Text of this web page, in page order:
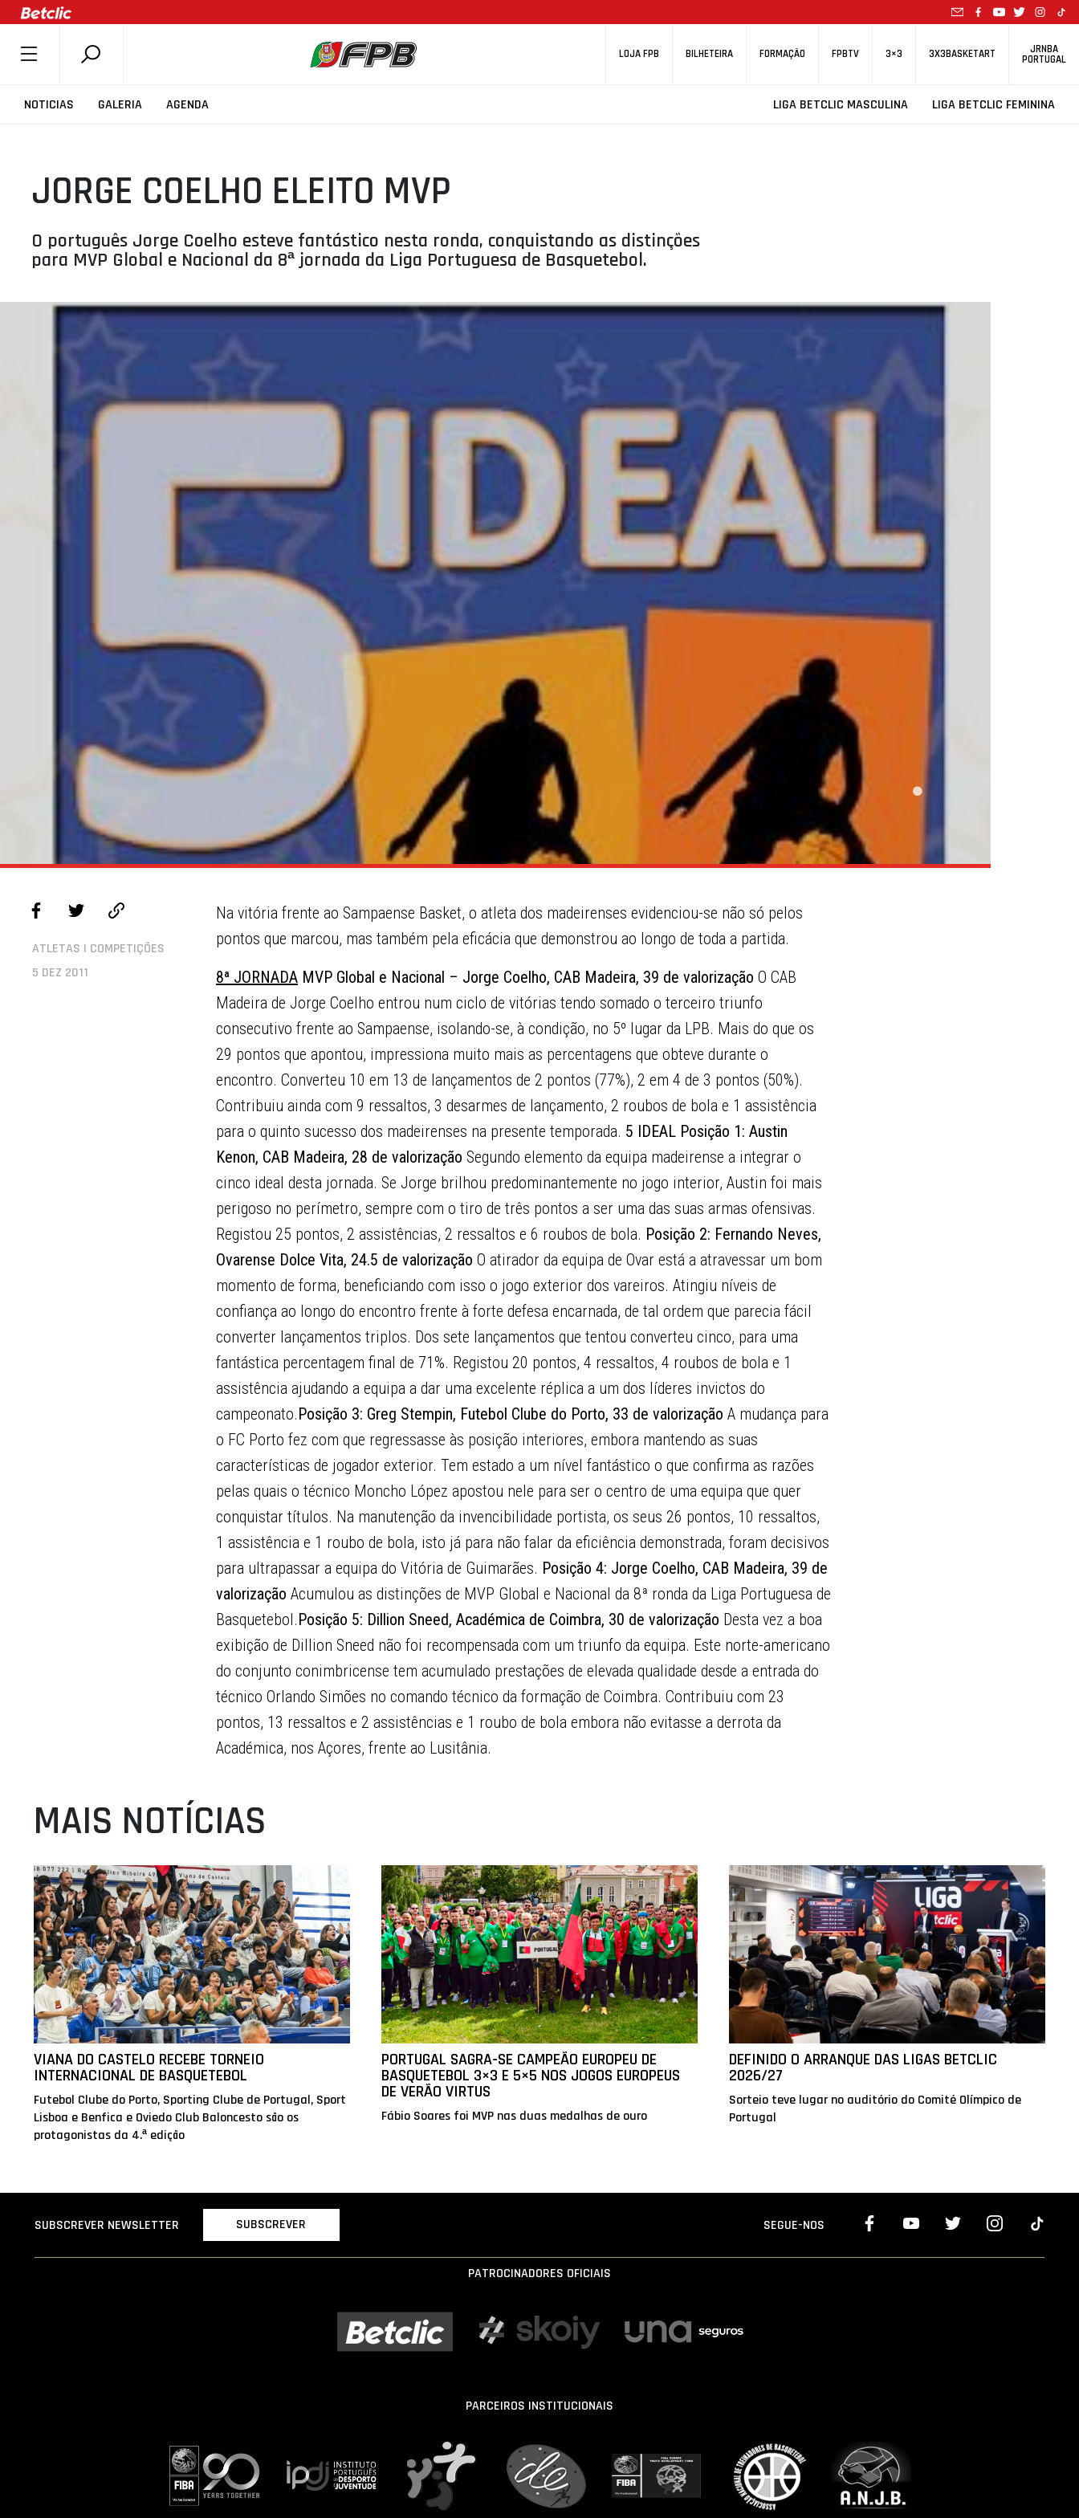
LOJA FPB BILHETEIRA FORMAÇÃO FPBTV 3×3 3X3BASKETART JRNBA
PORTUGAL
NOTICIAS GALERIA AGENDA LIGA BETCLIC MASCULINA LIGA BETCLIC FEMININA
SOBRE A FPB
COMPETIÇÕES
ASSOCIAÇÕES
CLUBES
AGENTES
AGENDA
SELEÇÕES
MINIBASQUETE
ÁREA TÉCNICA
PROJETOS
JORGE COELHO ELEITO MVP
O português Jorge Coelho esteve fantástico nesta ronda, conquistando as distinções
para MVP Global e Nacional da 8ª jornada da Liga Portuguesa de Basquetebol.
ATLETAS | COMPETIÇÕES
5 DEZ 2011
Na vitória frente ao Sampaense Basket, o atleta dos madeirenses evidenciou-se não só pelos
pontos que marcou, mas também pela eficácia que demonstrou ao longo de toda a partida.
8ª JORNADA MVP Global e Nacional – Jorge Coelho, CAB Madeira, 39 de valorização O CAB
Madeira de Jorge Coelho entrou num ciclo de vitórias tendo somado o terceiro triunfo
consecutivo frente ao Sampaense, isolando-se, à condição, no 5º lugar da LPB. Mais do que os
29 pontos que apontou, impressiona muito mais as percentagens que obteve durante o
encontro. Converteu 10 em 13 de lançamentos de 2 pontos (77%), 2 em 4 de 3 pontos (50%).
Contribuiu ainda com 9 ressaltos, 3 desarmes de lançamento, 2 roubos de bola e 1 assistência
para o quinto sucesso dos madeirenses na presente temporada. 5 IDEAL Posição 1: Austin
Kenon, CAB Madeira, 28 de valorização Segundo elemento da equipa madeirense a integrar o
cinco ideal desta jornada. Se Jorge brilhou predominantemente no jogo interior, Austin foi mais
perigoso no perímetro, sempre com o tiro de três pontos a ser uma das suas armas ofensivas.
Registou 25 pontos, 2 assistências, 2 ressaltos e 6 roubos de bola. Posição 2: Fernando Neves,
Ovarense Dolce Vita, 24.5 de valorização O atirador da equipa de Ovar está a atravessar um bom
momento de forma, beneficiando com isso o jogo exterior dos vareiros. Atingiu níveis de
confiança ao longo do encontro frente à forte defesa encarnada, de tal ordem que parecia fácil
converter lançamentos triplos. Dos sete lançamentos que tentou converteu cinco, para uma
fantástica percentagem final de 71%. Registou 20 pontos, 4 ressaltos, 4 roubos de bola e 1
assistência ajudando a equipa a dar uma excelente réplica a um dos líderes invictos do
campeonato.Posição 3: Greg Stempin, Futebol Clube do Porto, 33 de valorização A mudança para
o FC Porto fez com que regressasse às posição interiores, embora mantendo as suas
características de jogador exterior. Tem estado a um nível fantástico o que confirma as razões
pelas quais o técnico Moncho López apostou nele para ser o centro de uma equipa que quer
conquistar títulos. Na manutenção da invencibilidade portista, os seus 26 pontos, 10 ressaltos,
1 assistência e 1 roubo de bola, isto já para não falar da eficiência demonstrada, foram decisivos
para ultrapassar a equipa do Vitória de Guimarães. Posição 4: Jorge Coelho, CAB Madeira, 39 de
valorização Acumulou as distinções de MVP Global e Nacional da 8ª ronda da Liga Portuguesa de
Basquetebol.Posição 5: Dillion Sneed, Académica de Coimbra, 30 de valorização Desta vez a boa
exibição de Dillion Sneed não foi recompensada com um triunfo da equipa. Este norte-americano
do conjunto conimbricense tem acumulado prestações de elevada qualidade desde a entrada do
técnico Orlando Simões no comando técnico da formação de Coimbra. Contribuiu com 23
pontos, 13 ressaltos e 2 assistências e 1 roubo de bola embora não evitasse a derrota da
Académica, nos Açores, frente ao Lusitânia.
MAIS NOTÍCIAS
VIANA DO CASTELO RECEBE TORNEIO
INTERNACIONAL DE BASQUETEBOL
Futebol Clube do Porto, Sporting Clube de Portugal, Sport
Lisboa e Benfica e Oviedo Club Baloncesto são os
protagonistas da 4.ª edição
PORTUGAL SAGRA-SE CAMPEÃO EUROPEU DE
BASQUETEBOL 3×3 E 5×5 NOS JOGOS EUROPEUS
DE VERÃO VIRTUS
Fábio Soares foi MVP nas duas medalhas de ouro
DEFINIDO O ARRANQUE DAS LIGAS BETCLIC
2026/27
Sorteio teve lugar no auditório do Comité Olímpico de
Portugal
SUBSCREVER NEWSLETTER SUBSCREVER SEGUE-NOS
PATROCINADORES OFICIAIS
PARCEIROS INSTITUCIONAIS